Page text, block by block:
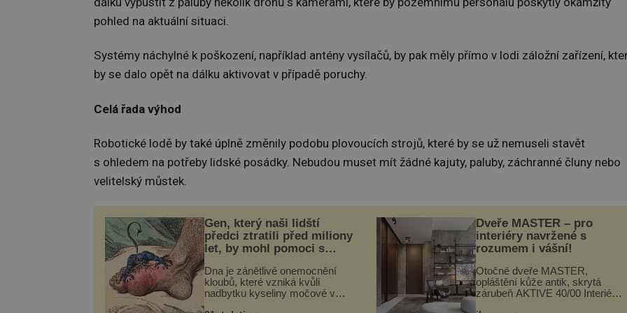
pohled na aktuální situaci.
Systémy náchylné k poškození, například antény vysílačů, by pak měly přímo v lodi záložní zařízení,
by se dalo opět na dálku aktivovat v případě poruchy.
Celá řada výhod
Robotické lodě by také úplně změnily podobu plovoucích strojů, které by se už nemuseli stavět
s ohledem na potřeby lidské posádky. Nebudou muset mít žádné kajuty, paluby, záchranné čluny nebo
velitelský můstek.
Gen, který naši lidští
předci ztratili před miliony
let, by mohl pomoci s
Dna je zánětlivé onemocnění
kloubů, které vzniká kvůli
nadbytku kyseliny močové v
Dveře MASTER – pro
interiéry navržené s
rozumem i vášní!
Otočné dveře MASTER,
opláštění kůže antik, skrytá
zárubeň AKTIVE 40/00 Interiéry